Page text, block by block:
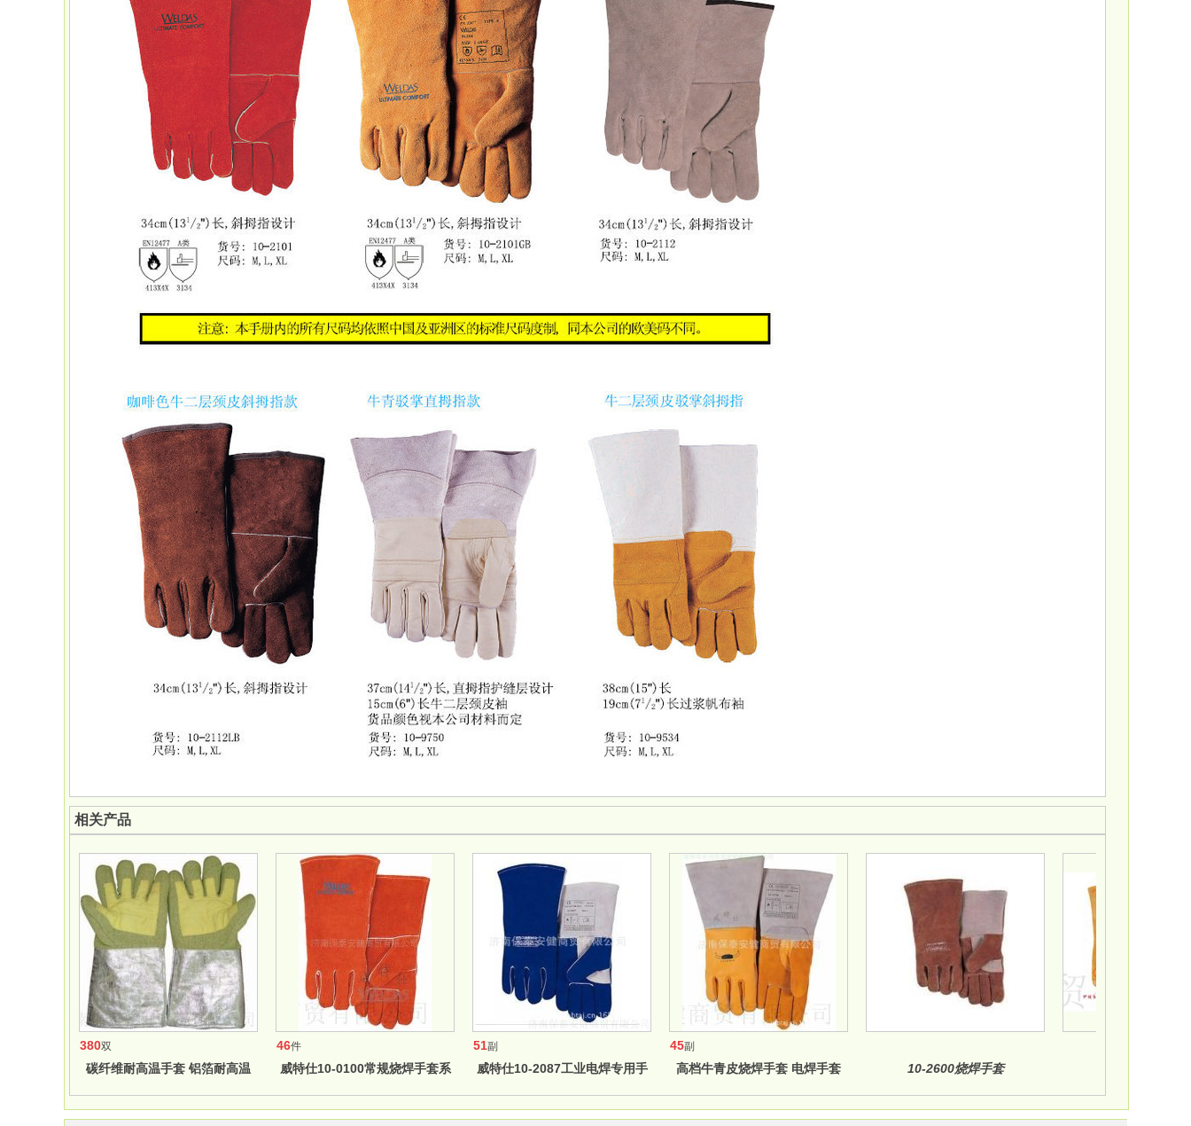
相关产品
380双
碳纤维耐高温手套 铝箔耐高温
46件
威特仕10-0100常规烧焊手套系
51副
威特仕10-2087工业电焊专用手
45副
高档牛青皮烧焊手套 电焊手套
10-2600烧焊手套